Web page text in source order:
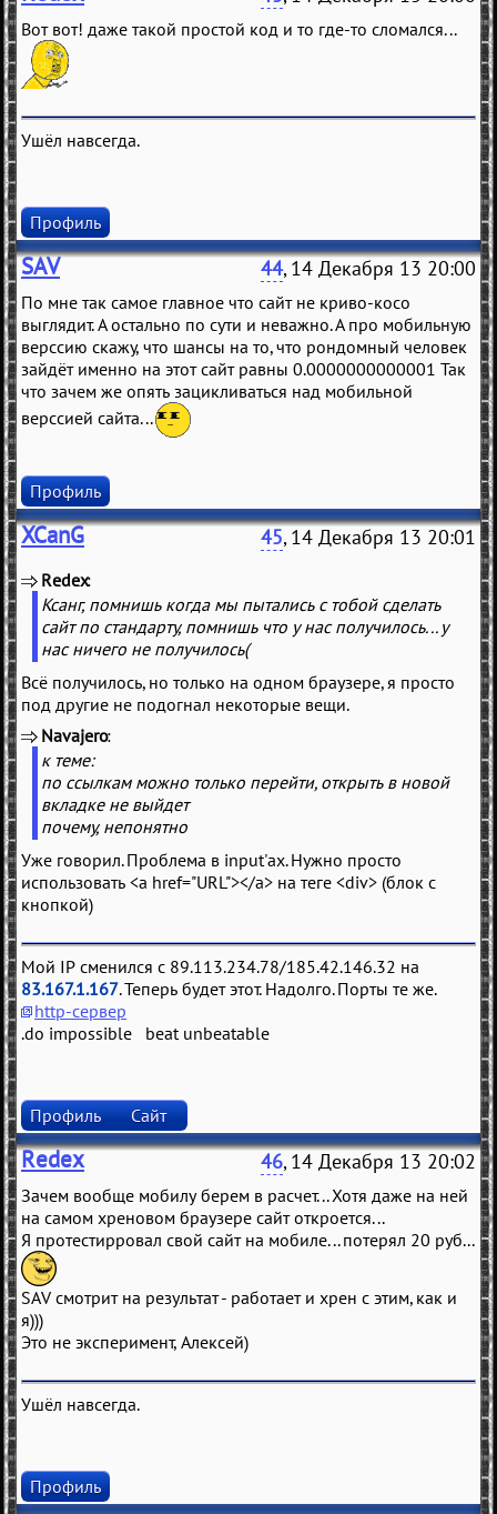
Вот вот! даже такой простой код и то где-то сломался...
Ушёл навсегда.
Профиль
SAV 44, 14 Декабря 13 20:00
По мне так самое главное что сайт не криво-косо
выглядит. А остально по сути и неважно. А про мобильную
верссию скажу, что шансы на то, что рондомный человек
зайдёт именно на этот сайт равны 0.0000000000001 Так
что зачем же опять зацикливаться над мобильной
верссией сайта...
Профиль
XCanG 45, 14 Декабря 13 20:01
Redex
Ксанг, помнишь когда мы пытались с тобой сделать
сайт по стандарту, помнишь что у нас получилось... у
нас ничего не получилось(
Всё получилось, но только на одном браузере, я просто
под другие не подогнал некоторые вещи.
Navajero
к теме:
по ссылкам можно только перейти, открыть в новой
вкладке не выйдет
почему, непонятно
Уже говорил. Проблема в input'ах. Нужно просто
использовать <a href="URL"></a> на теге <div> (блок с
кнопкой)
Мой IP сменился с 89.113.234.78/185.42.146.32 на
83.167.1.167. Теперь будет этот. Надолго. Порты те же.
http-сервер
.do impossible beat unbeatable
Профиль Сайт
Redex 46, 14 Декабря 13 20:02
Зачем вообще мобилу берем в расчет... Хотя даже на ней
на самом хреновом браузере сайт откроется...
Я протестирровал свой сайт на мобиле... потерял 20 руб...
SAV смотрит на результат - работает и хрен с этим, как и
я)))
Это не эксперимент, Алексей)
Ушёл навсегда.
Профиль